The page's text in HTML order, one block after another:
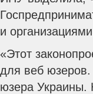
и
«Этот
для веб юзеров.
юзера Украины.